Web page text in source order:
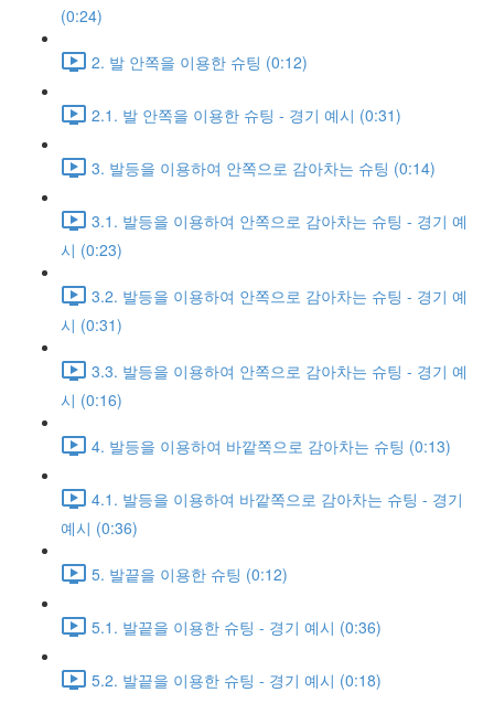
(0:24)
2. 발 안쪽을 이용한 슈팅 (0:12)
2.1. 발 안쪽을 이용한 슈팅 - 경기 예시 (0:31)
3. 발등을 이용하여 안쪽으로 감아차는 슈팅 (0:14)
3.1. 발등을 이용하여 안쪽으로 감아차는 슈팅 - 경기 예
시 (0:23)
3.2. 발등을 이용하여 안쪽으로 감아차는 슈팅 - 경기 예
시 (0:31)
3.3. 발등을 이용하여 안쪽으로 감아차는 슈팅 - 경기 예
시 (0:16)
4. 발등을 이용하여 바깥쪽으로 감아차는 슈팅 (0:13)
4.1. 발등을 이용하여 바깥쪽으로 감아차는 슈팅 - 경기
예시 (0:36)
5. 발끝을 이용한 슈팅 (0:12)
5.1. 발끝을 이용한 슈팅 - 경기 예시 (0:36)
5.2. 발끝을 이용한 슈팅 - 경기 예시 (0:18)